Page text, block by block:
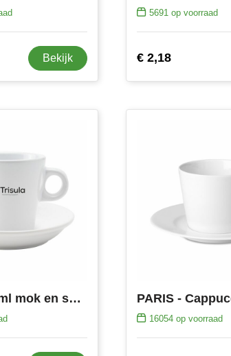
Bekijk
5691 op voorraad
€ 2,18
Burano 200 ml mok en schotel
16054 op voorraad